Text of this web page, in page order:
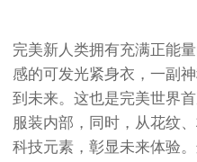
完美新人类拥有充满正能
感的可发光紧身衣，一副
到未来。这也是完美世界
服装内部，同时，从花纹
科技元素，彰显未来体验